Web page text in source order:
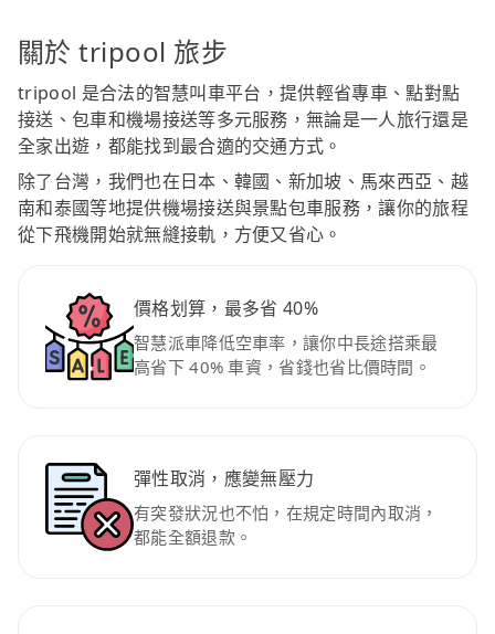
關於 tripool 旅步
tripool 是合法的智慧叫車平台，提供輕省專車、點對點
接送、包車和機場接送等多元服務，無論是一人旅行還是
全家出遊，都能找到最合適的交通方式。
除了台灣，我們也在日本、韓國、新加坡、馬來西亞、越
南和泰國等地提供機場接送與景點包車服務，讓你的旅程
從下飛機開始就無縫接軌，方便又省心。
價格划算，最多省 40%
智慧派車降低空車率，讓你中長途搭乘最
高省下 40% 車資，省錢也省比價時間。
彈性取消，應變無壓力
有突發狀況也不怕，在規定時間內取消，
都能全額退款。